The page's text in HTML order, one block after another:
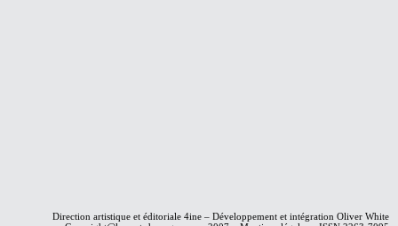
Direction artistique et éditoriale 4ine – Développement et intégration Oliver White